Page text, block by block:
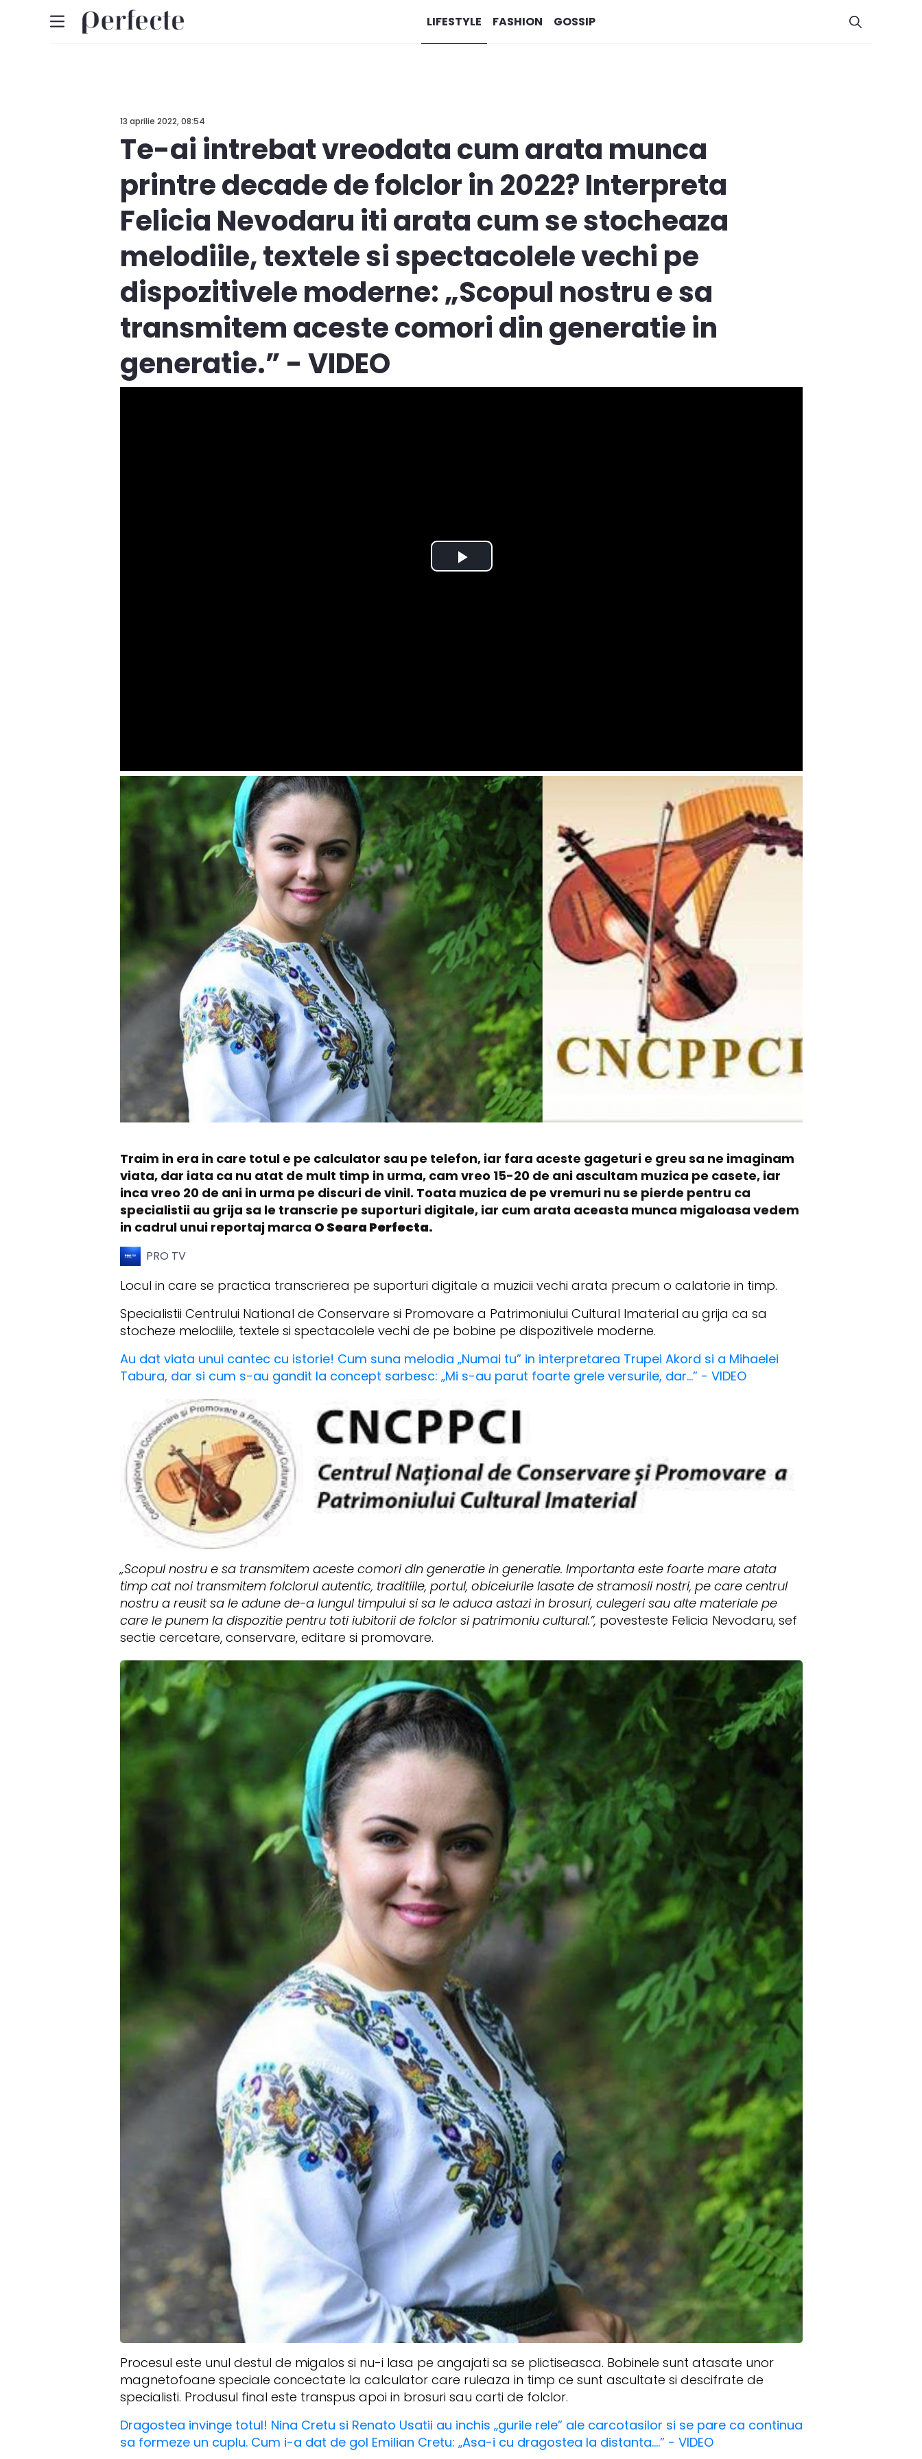
LIFESTYLE FASHION GOSSIP
13 aprilie 2022, 08:54
Te-ai intrebat vreodata cum arata munca
printre decade de folclor in 2022? Interpreta
Felicia Nevodaru iti arata cum se stocheaza
melodiile, textele si spectacolele vechi pe
dispozitivele moderne: „Scopul nostru e sa
transmitem aceste comori din generatie in
generatie.” - VIDEO
Traim in era in care totul e pe calculator sau pe telefon, iar fara aceste gageturi e greu sa ne imaginam
viata, dar iata ca nu atat de mult timp in urma, cam vreo 15-20 de ani ascultam muzica pe casete, iar
inca vreo 20 de ani in urma pe discuri de vinil. Toata muzica de pe vremuri nu se pierde pentru ca
specialistii au grija sa le transcrie pe suporturi digitale, iar cum arata aceasta munca migaloasa vedem
in cadrul unui reportaj marca O Seara Perfecta.
PRO TV
Locul in care se practica transcrierea pe suporturi digitale a muzicii vechi arata precum o calatorie in timp.
Specialistii Centrului National de Conservare si Promovare a Patrimoniului Cultural Imaterial au grija ca sa
stocheze melodiile, textele si spectacolele vechi de pe bobine pe dispozitivele moderne.
Au dat viata unui cantec cu istorie! Cum suna melodia „Numai tu” in interpretarea Trupei Akord si a Mihaelei
Tabura, dar si cum s-au gandit la concept sarbesc: „Mi s-au parut foarte grele versurile, dar...” - VIDEO
„Scopul nostru e sa transmitem aceste comori din generatie in generatie. Importanta este foarte mare atata
timp cat noi transmitem folclorul autentic, traditiile, portul, obiceiurile lasate de stramosii nostri, pe care centrul
nostru a reusit sa le adune de-a lungul timpului si sa le aduca astazi in brosuri, culegeri sau alte materiale pe
care le punem la dispozitie pentru toti iubitorii de folclor si patrimoniu cultural.”, povesteste Felicia Nevodaru, sef
sectie cercetare, conservare, editare si promovare.
Procesul este unul destul de migalos si nu-i lasa pe angajati sa se plictiseasca. Bobinele sunt atasate unor
magnetofoane speciale concectate la calculator care ruleaza in timp ce sunt ascultate si descifrate de
specialisti. Produsul final este transpus apoi in brosuri sau carti de folclor.
Dragostea invinge totul! Nina Cretu si Renato Usatii au inchis „gurile rele” ale carcotasilor si se pare ca continua
sa formeze un cuplu. Cum i-a dat de gol Emilian Cretu: „Asa-i cu dragostea la distanta....” - VIDEO